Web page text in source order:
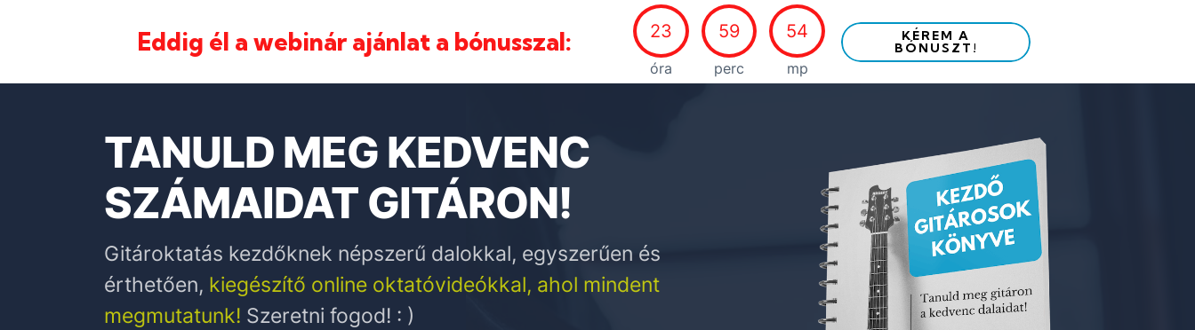
Eddig él a webinár ajánlat a bónusszal: 23
óra
59
perc
53
mp
KÉREM A
BÓNUSZT!
TANULD MEG KEDVENC
SZÁMAIDAT GITÁRON!
Gitároktatás kezdőknek népszerű dalokkal, egyszerűen és
érthetően, kiegészítő online oktatóvideókkal, ahol mindent
megmutatunk! Szeretni fogod! : )